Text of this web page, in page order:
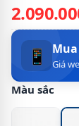
📱 Giá
Màu sắc